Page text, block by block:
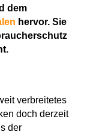
dem
hervor. Sie
verbreitetes
doch derzeit
der